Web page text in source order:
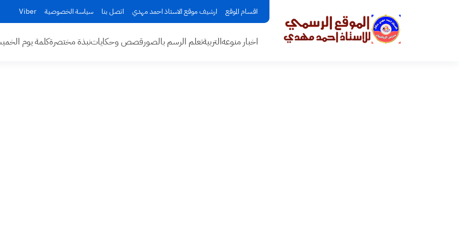
اقسام الموقع ارشيف موقع الاستاذ احمد مهدي اتصل بنا سياسة الخصوصية Viber
اخبار منوعهالتربيةتعلم الرسم بالصورقصص وحكاياتنبذة مختصرةكلمة يوم